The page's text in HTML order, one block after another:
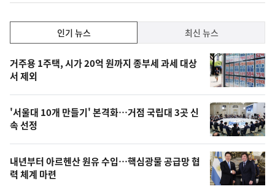
하
락
기,
최
신,
오
늘
의
영
상
인기 뉴스 최신 뉴스
기
뉴
스
거주용 1주택, 시가 20억 원까지 종부세 과세 대상
서 제외
'서울대 10개 만들기' 본격화…거점 국립대 3곳 신
속 선정
내년부터 아르헨산 원유 수입…핵심광물 공급망 협
력 체계 마련